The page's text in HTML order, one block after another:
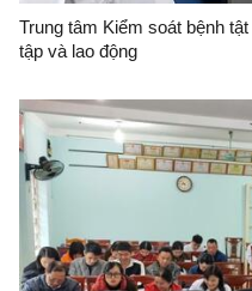
Trung tâm Kiểm soát bệnh
tập và lao động